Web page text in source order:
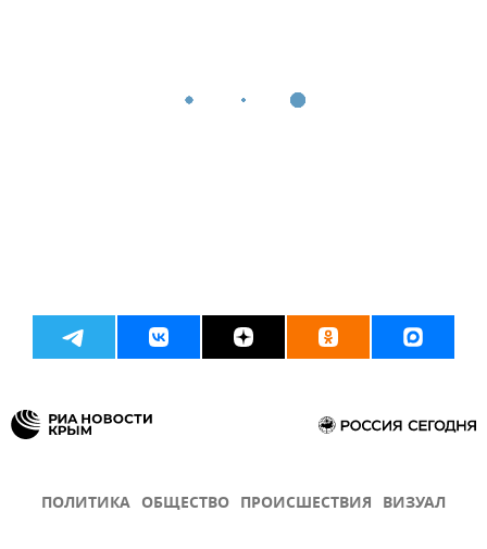
ПОЛИТИКА ОБЩЕСТВО ПРОИСШЕСТВИЯ ВИЗУАЛ